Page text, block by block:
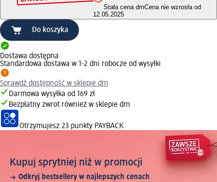
Stała cena dmCena nie wzrosła od
12.05.2025
Do koszyka
Dostawa dostępna
Standardowa dostawa w 1-2 dni robocze od wysyłki
Sprawdź dostępność w sklepie dm
Darmowa wysyłka od 169 zł
Bezpłatny zwrot również w sklepie dm
Otrzymujesz 23 punkty PAYBACK
Kupuj sprytniej niż w promocji
Odkryj bestsellery w najlepszych cenach